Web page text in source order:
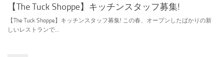
【The Tuck Shoppe】キッチンスタッフ募集!
【The Tuck Shoppe】キッチンスタッフ募集! この春、オープンしたばかりの新
しいレストランで...